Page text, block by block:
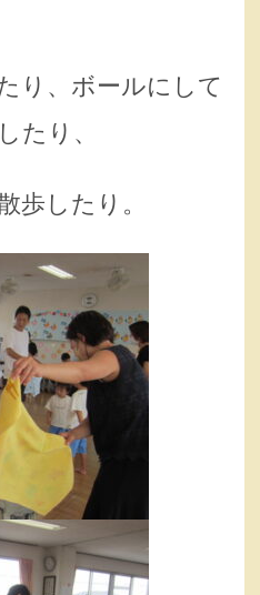
り、ボールにして
たり、
歩したり。